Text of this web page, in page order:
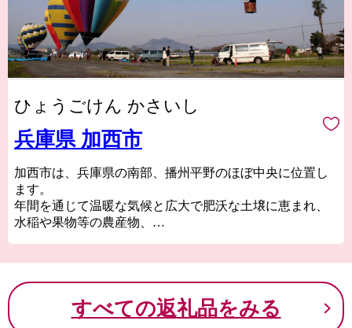
ひょうごけん かさいし
兵庫県 加西市
加西市は、兵庫県の南部、播州平野のほぼ中央に位置し
ます。
年間を通じて温暖な気候と広大で肥沃な土壌に恵まれ、
水稲や果物等の農産物、
ります。
市内には古法華自然公園やフラワーセンター、五百羅
漢、玉丘古墳群などの観光名所が多数あり、田園地帯の
すべての返礼品をみる